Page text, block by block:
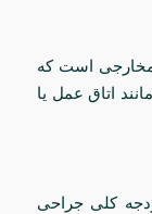
است که
اتاق عمل یا
کلی جراحی